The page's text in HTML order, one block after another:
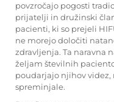
povzročajo pogosti
prijatelji in družinski
pacienti, ki so prejeli
ne morejo določiti
zdravljenja. Ta naravna
željam številnih
poudarjajo njihov
spreminjale.